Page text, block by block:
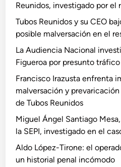
Reunidos, investigado por el
Tubos Reunidos y su CEO
posible malversación en el
La Audiencia Nacional
Figueroa por presunto
Francisco Irazusta enfrenta
malversación y
de Tubos Reunidos
Miguel Ángel Santiago
la SEPI, investigado en el
Aldo López-Tirone: el
un historial penal incómodo